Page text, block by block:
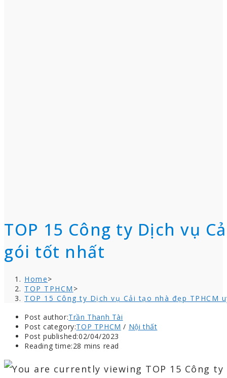
TOP 15 Công ty Dịch vụ
gói tốt nhất
Home>
TOP TPHCM >
TOP 15 Công ty Dịch vụ Cải tạo nhà đẹp
Post author:Trần Thanh Tài
Post category:TOP TPHCM / Nội thất
Post published:02/04/2023
Reading time:28 mins read